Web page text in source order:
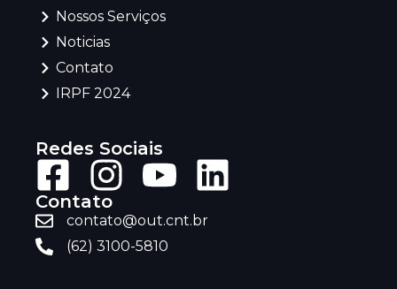
Nossos Serviços
Noticias
Contato
IRPF 2024
Redes Sociais
Contato
contato@out.cnt.br
(62) 3100-5810